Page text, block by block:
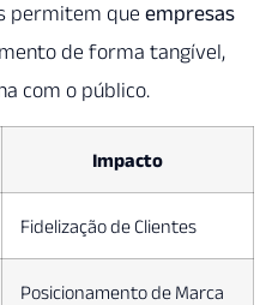
permitem que empresas
de forma tangível,
com o público.
Impacto
Fidelização de Clientes
Posicionamento de Marca